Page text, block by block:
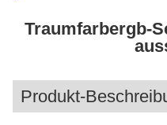
Traumfarbergb-
Produkt-